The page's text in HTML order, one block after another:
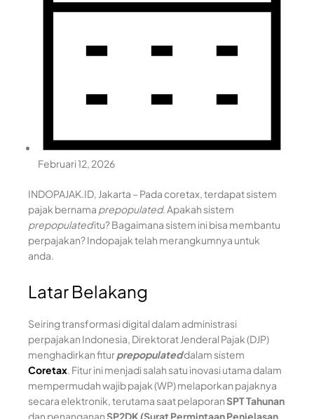
Februari 12, 2026
INDOPAJAK.ID, Jakarta – Pada coretax, terdapat sistem
pajak bernama prepopulated. Apakah sistem
prepopulateditu? Bagaimana sistem ini bisa membantu
perpajakan? Indopajak telah merangkumnya untuk
anda.
Latar Belakang
Seiring transformasi digital dalam administrasi
perpajakan Indonesia, Direktorat Jenderal Pajak (DJP)
menghadirkan fiturprepopulateddalam sistem
Coretax. Fitur ini menjadi salah satu inovasi utama dalam
mempermudah wajib pajak (WP) melaporkan pajaknya
secara elektronik, terutama saat pelaporanSPT Tahunan
dan penangananSP2DK (Surat Permintaan Penjelasan